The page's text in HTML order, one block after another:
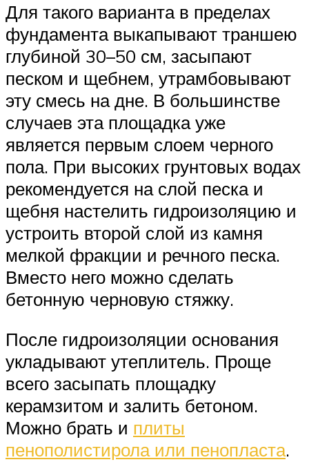
Для такого варианта в пределах
фундамента выкапывают траншею
глубиной 30–50 см, засыпают
песком и щебнем, утрамбовывают
эту смесь на дне. В большинстве
случаев эта площадка уже
является первым слоем черного
пола. При высоких грунтовых водах
рекомендуется на слой песка и
щебня настелить гидроизоляцию и
устроить второй слой из камня
мелкой фракции и речного песка.
Вместо него можно сделать
бетонную черновую стяжку.
После гидроизоляции основания
укладывают утеплитель. Проще
всего засыпать площадку
керамзитом и залить бетоном.
Можно брать и плиты
пенополистирола или пенопласта.